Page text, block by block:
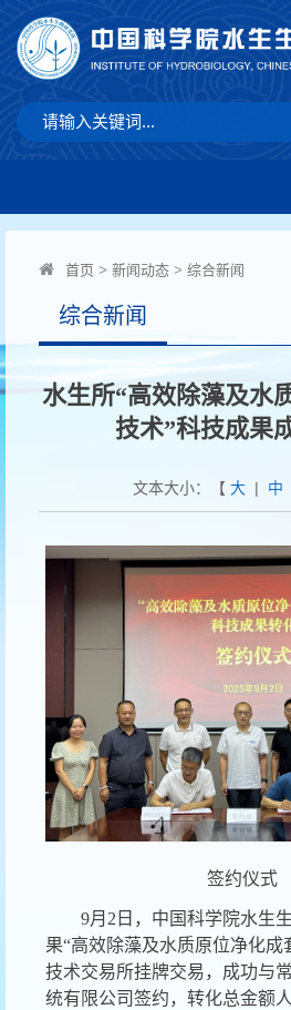
首页 > 新闻动态 > 综合新闻
综合新闻
水生所“高效除藻及水
技术”科技成果
文本大小：【 大| 中
签约仪式
9月2日，中国科学院水生
果“高效除藻及水质原位净化成
技术交易所挂牌交易，成功与
统有限公司签约，转化总金额人